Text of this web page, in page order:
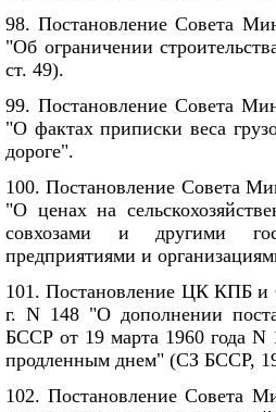
98. Постановление Совета
"Об ограничении
ст. 49).
99. Постановление Совета
"О фактах приписки веса
дороге".
100. Постановление Совета
"О ценах на
совхозами и другими
предприятиями и
101. Постановление ЦК КПБ и
г. N 148 "О дополнении
БССР от 19 марта 1960 года N
продленным днем" (СЗ БССР,
102. Постановление Совета